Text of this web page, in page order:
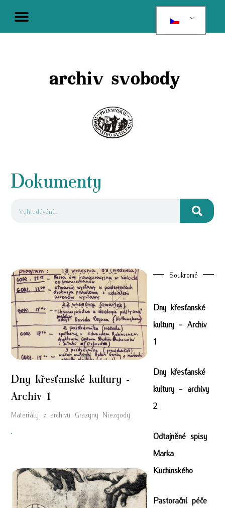
archiv svobody
Dokumenty
Dny křesťanské kultury -
Archiv 1
Materiály z archivu Grazyny Niezgody
"
Soukromé
Dny křesťanské
kultury - Archiv
1
Dny křesťanské
kultury - archivy
2
Odtajněné spisy
Marka
Kuchinského
Pastorační péče